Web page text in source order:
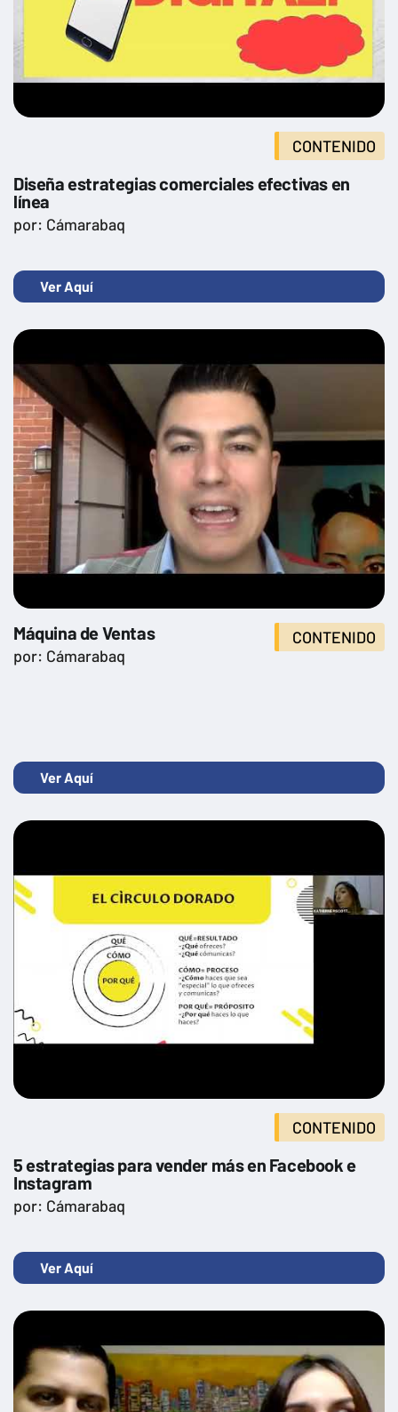
CONTENIDO
Diseña estrategias comerciales efectivas en
línea
por: Cámarabaq
Ver Aquí
CONTENIDO
Máquina de Ventas
por: Cámarabaq
Ver Aquí
CONTENIDO
5 estrategias para vender más en Facebook e
Instagram
por: Cámarabaq
Ver Aquí